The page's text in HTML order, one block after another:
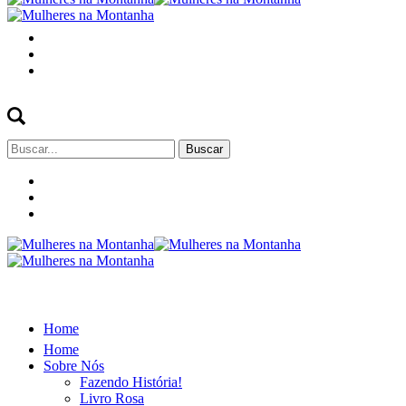
Buscar
por:
Home
Home
Sobre Nós
Fazendo História!
Livro Rosa